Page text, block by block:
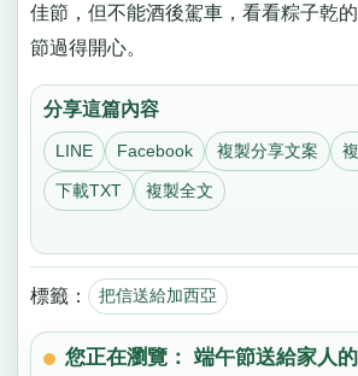
佳節，但不能酒後駕車，看看粽子乾
節過得開心。
分享這篇內容
LINE Facebook 複製分享文案
下載TXT 複製全文
標籤： 把信送給加西亞
您正在瀏覽： 端午節送給家人